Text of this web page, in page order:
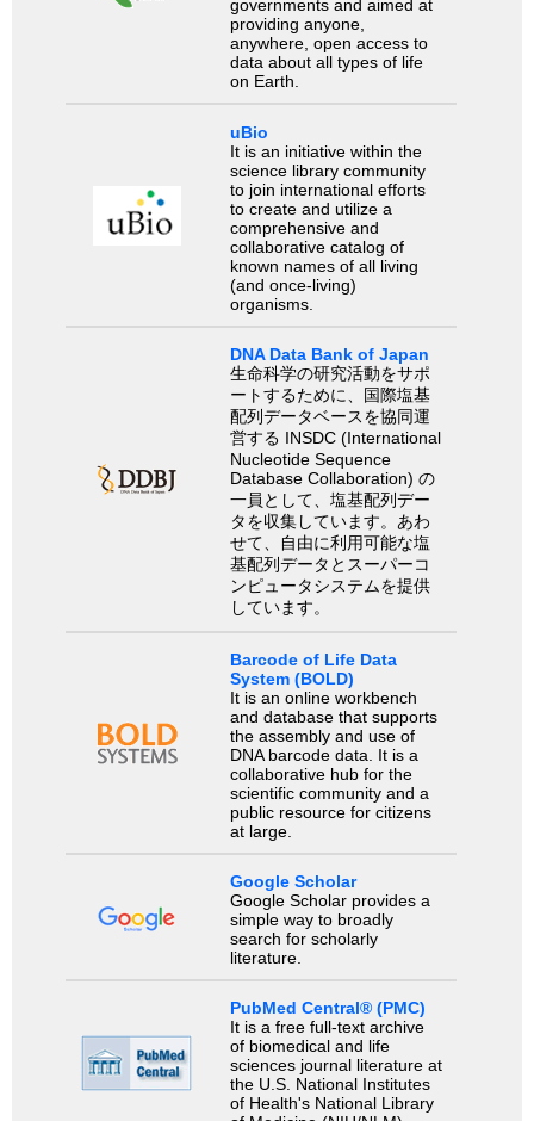
governments and aimed at
providing anyone,
anywhere, open access to
data about all types of life
on Earth.
uBio
It is an initiative within the
science library community
to join international efforts
to create and utilize a
comprehensive and
collaborative catalog of
known names of all living
(and once-living)
organisms.
DNA Data Bank of Japan
生命科学の研究活動をサポ
ートするために、国際塩基
配列データベースを協同運
営する INSDC (International
Nucleotide Sequence
Database Collaboration) の
一員として、塩基配列デー
タを収集しています。あわ
せて、自由に利用可能な塩
基配列データとスーパーコ
ンピュータシステムを提供
しています。
Barcode of Life Data
System (BOLD)
It is an online workbench
and database that supports
the assembly and use of
DNA barcode data. It is a
collaborative hub for the
scientific community and a
public resource for citizens
at large.
Google Scholar
Google Scholar provides a
simple way to broadly
search for scholarly
literature.
PubMed Central® (PMC)
It is a free full-text archive
of biomedical and life
sciences journal literature at
the U.S. National Institutes
of Health's National Library